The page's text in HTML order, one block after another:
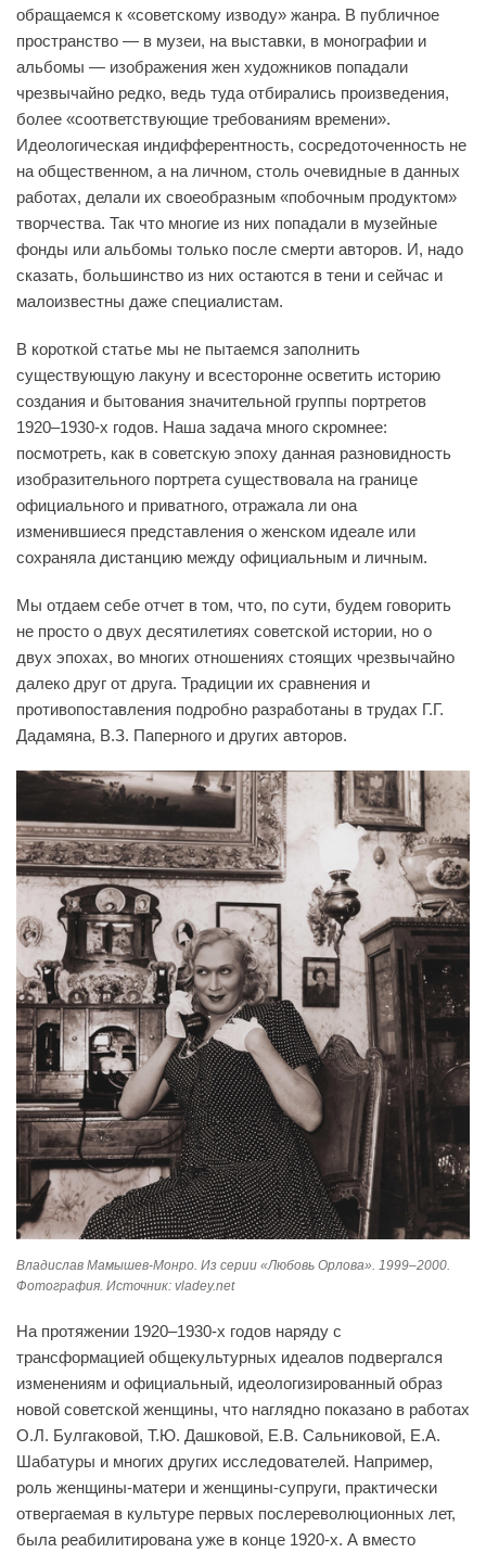
обращаемся к «советскому изводу» жанра. В публичное
пространство — в музеи, на выставки, в монографии и
альбомы — изображения жен художников попадали
чрезвычайно редко, ведь туда отбирались произведения,
более «соответствующие требованиям времени».
Идеологическая индифферентность, сосредоточенность не
на общественном, а на личном, столь очевидные в данных
работах, делали их своеобразным «побочным продуктом»
творчества. Так что многие из них попадали в музейные
фонды или альбомы только после смерти авторов. И, надо
сказать, большинство из них остаются в тени и сейчас и
малоизвестны даже специалистам.
В короткой статье мы не пытаемся заполнить
существующую лакуну и всесторонне осветить историю
создания и бытования значительной группы портретов
1920–1930-х годов. Наша задача много скромнее:
посмотреть, как в советскую эпоху данная разновидность
изобразительного портрета существовала на границе
официального и приватного, отражала ли она
изменившиеся представления о женском идеале или
сохраняла дистанцию между официальным и личным.
Мы отдаем себе отчет в том, что, по сути, будем говорить
не просто о двух десятилетиях советской истории, но о
двух эпохах, во многих отношениях стоящих чрезвычайно
далеко друг от друга. Традиции их сравнения и
противопоставления подробно разработаны в трудах Г.Г.
Дадамяна, В.З. Паперного и других авторов.
Владислав Мамышев-Монро. Из серии «Любовь Орлова». 1999–2000.
Фотография. Источник: vladey.net
На протяжении 1920–1930-х годов наряду с
трансформацией общекультурных идеалов подвергался
изменениям и официальный, идеологизированный образ
новой советской женщины, что наглядно показано в работах
О.Л. Булгаковой, Т.Ю. Дашковой, Е.В. Сальниковой, Е.А.
Шабатуры и многих других исследователей. Например,
роль женщины-матери и женщины-супруги, практически
отвергаемая в культуре первых послереволюционных лет,
была реабилитирована уже в конце 1920-х. А вместо